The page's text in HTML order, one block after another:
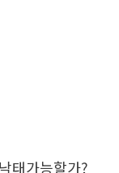
태가능할가?